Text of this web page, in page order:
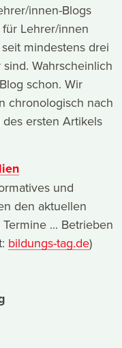
innen-Blogs
Lehrer/innen
mindestens drei
Wahrscheinlich
schon. Wir
chronologisch nach
ersten Artikels
und
den aktuellen
... Betrieben
bildungs-tag.de)